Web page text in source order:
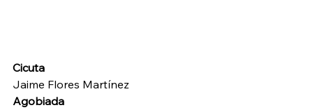
Cicuta
Jaime Flores Martínez
Agobiada